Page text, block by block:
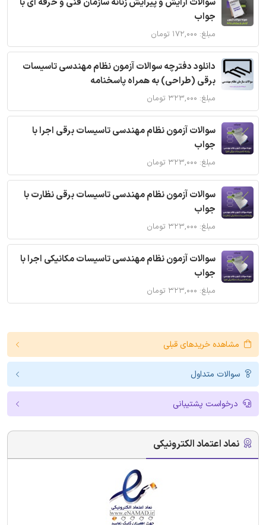
سوالات آرایش و پیرایش زنانه سازمان فنی و حرفه ای با
جواب
مبلغ: ۱۷۲,۰۰۰ تومان
دانلود دفترچه سوالات آزمون نظام مهندسی تاسیسات
برقی (طراحی) به همراه پاسخنامه
مبلغ: ۳۲۳,۰۰۰ تومان
سوالات آزمون نظام مهندسی تاسیسات برقی اجرا با
جواب
مبلغ: ۳۲۳,۰۰۰ تومان
سوالات آزمون نظام مهندسی تاسیسات برقی نظارت با
جواب
مبلغ: ۳۲۳,۰۰۰ تومان
سوالات آزمون نظام مهندسی تاسیسات مکانیکی اجرا با
جواب
مبلغ: ۳۲۳,۰۰۰ تومان
مشاهده خریدهای قبلی
سوالات متداول
درخواست پشتیبانی
نماد اعتماد الکترونیکی